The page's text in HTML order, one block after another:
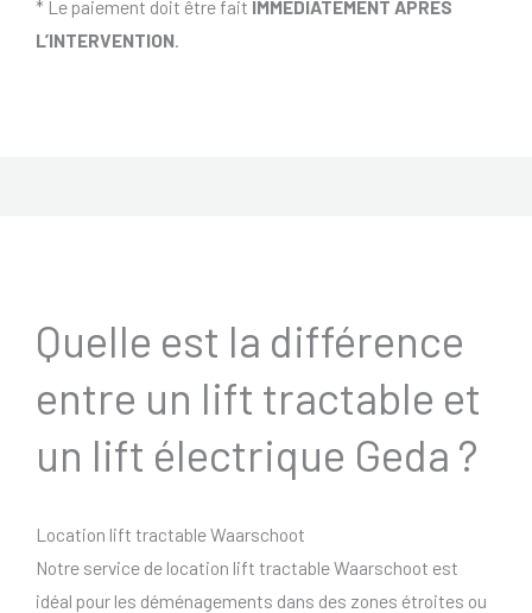
* Le paiement doit être fait IMMÉDIATEMENT APRÈS
L’INTERVENTION
Quelle est la différence
entre un lift tractable et
un lift électrique Geda ?
Location lift tractable Waarschoot
Notre service de location lift tractable Waarschoot est
idéal pour les déménagements dans des zones étroites ou